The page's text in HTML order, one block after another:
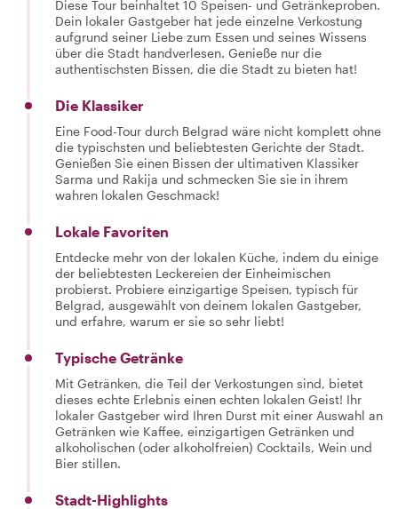
Diese Tour beinhaltet 10 Speisen- und Getränkeproben.
Dein lokaler Gastgeber hat jede einzelne Verkostung
aufgrund seiner Liebe zum Essen und seines Wissens
über die Stadt handverlesen. Genieße nur die
authentischsten Bissen, die die Stadt zu bieten hat!
Die Klassiker
Eine Food-Tour durch Belgrad wäre nicht komplett ohne
die typischsten und beliebtesten Gerichte der Stadt.
Genießen Sie einen Bissen der ultimativen Klassiker
Sarma und Rakija und schmecken Sie sie in ihrem
wahren lokalen Geschmack!
Lokale Favoriten
Entdecke mehr von der lokalen Küche, indem du einige
der beliebtesten Leckereien der Einheimischen
probierst. Probiere einzigartige Speisen, typisch für
Belgrad, ausgewählt von deinem lokalen Gastgeber,
und erfahre, warum er sie so sehr liebt!
Typische Getränke
Mit Getränken, die Teil der Verkostungen sind, bietet
dieses echte Erlebnis einen echten lokalen Geist! Ihr
lokaler Gastgeber wird Ihren Durst mit einer Auswahl an
Getränken wie Kaffee, einzigartigen Getränken und
alkoholischen (oder alkoholfreien) Cocktails, Wein und
Bier stillen.
Stadt-Highlights